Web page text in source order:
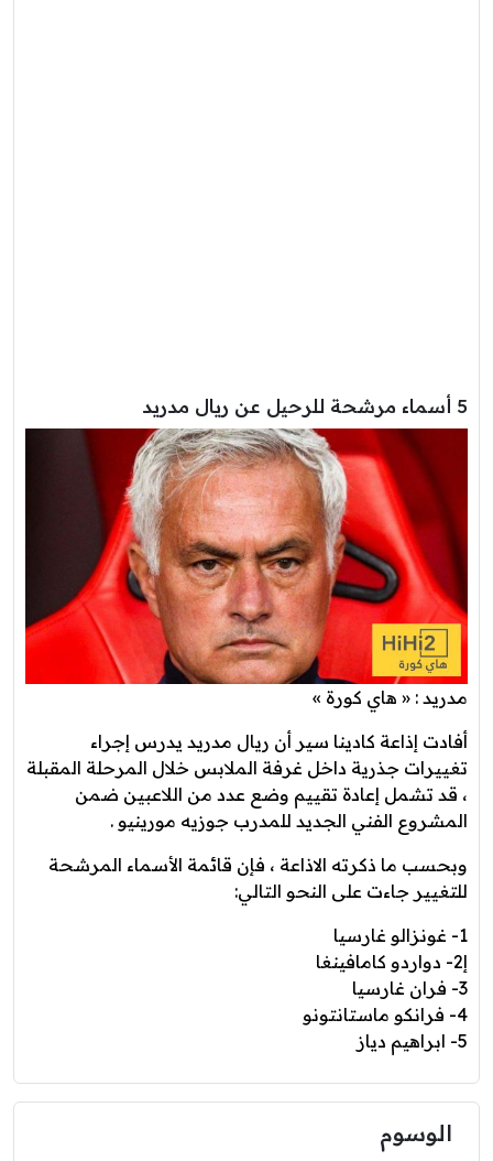
5 أسماء مرشحة للرحيل عن ريال مدريد
مدريد : « هاي كورة »
أفادت إذاعة كادينا سير أن ريال مدريد يدرس إجراء
تغييرات جذرية داخل غرفة الملابس خلال المرحلة المقبلة
، قد تشمل إعادة تقييم وضع عدد من اللاعبين ضمن
المشروع الفني الجديد للمدرب جوزيه مورينيو .
وبحسب ما ذكرته الاذاعة ، فإن قائمة الأسماء المرشحة
للتغيير جاءت على النحو التالي:
1- غونزالو غارسيا
إ2- دواردو كامافينغا
3- فران غارسيا
4- فرانكو ماستانتونو
5- ابراهيم دياز
الوسوم